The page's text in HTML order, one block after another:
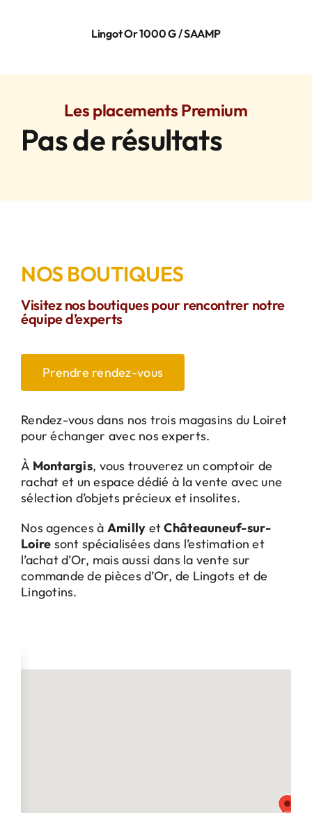
Lingot Or 1000 G / SAAMP
Les placements Premium
Pas de résultats
NOS BOUTIQUES
Visitez nos boutiques pour rencontrer notre
équipe d’experts
Prendre rendez-vous
Rendez-vous dans nos trois magasins du Loiret
pour échanger avec nos experts.
À Montargis, vous trouverez un comptoir de
rachat et un espace dédié à la vente avec une
sélection d’objets précieux et insolites.
Nos agences à Amilly etChâteauneuf-sur-
Loire sont spécialisées dans l’estimation et
l’achat d’Or, mais aussi dans la vente sur
commande de pièces d’Or, de Lingots et de
Lingotins.